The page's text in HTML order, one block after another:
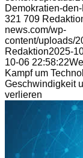
Demokratien-
321 709
news.com/wp-
content/uploads/
Redaktion2025-
10-06 22:58:22
Kampf um
Geschwindigkeit
verlieren